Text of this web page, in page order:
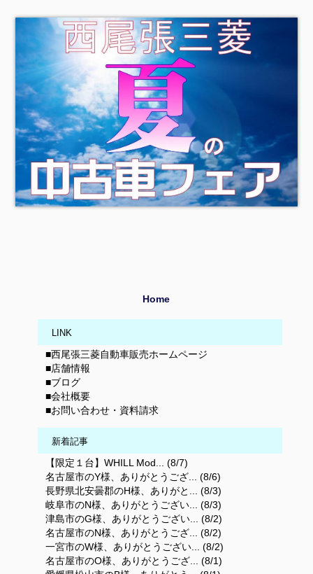
Home
LINK
■西尾張三菱自動車販売ホームページ
■店舗情報
■ブログ
■会社概要
■お問い合わせ・資料請求
新着記事
【限定１台】WHILL Mod... (8/7)
名古屋市のY様、ありがとうござ... (8/6)
長野県北安曇郡のH様、ありがと... (8/3)
岐阜市のN様、ありがとうござい... (8/3)
津島市のG様、ありがとうござい... (8/2)
名古屋市のN様、ありがとうござ... (8/2)
一宮市のW様、ありがとうござい... (8/2)
名古屋市のO様、ありがとうござ... (8/1)